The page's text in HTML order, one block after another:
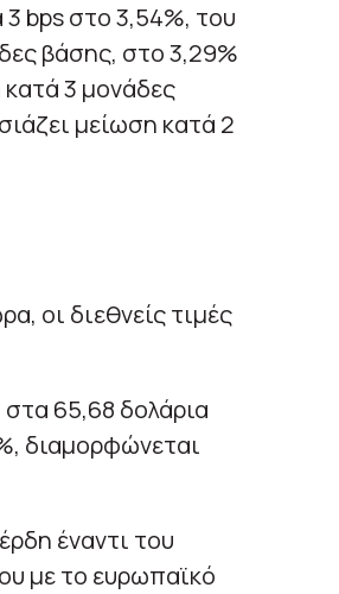
3 bps στο 3,54%, του
βάσης, στο 3,29%
3 μονάδες
μείωση κατά 2
οι διεθνείς τιμές
στα 65,68 δολάρια
διαμορφώνεται
έναντι του
με το ευρωπαϊκό